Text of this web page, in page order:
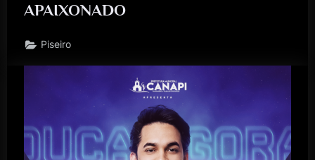
APAIXONADO
Piseiro